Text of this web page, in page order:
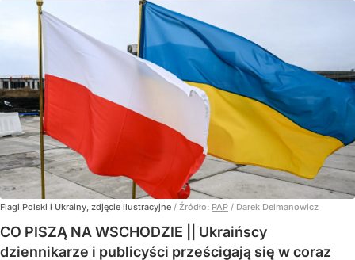
Flagi Polski i Ukrainy, zdjęcie ilustracyjne / Źródło: PAP / Darek Delmanowicz
CO PISZĄ NA WSCHODZIE || Ukraińscy
dziennikarze i publicyści prześcigają się w coraz